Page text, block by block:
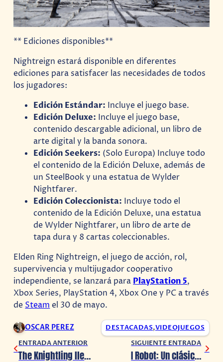
** Ediciones disponibles**
Nightreign estará disponible en diferentes
ediciones para satisfacer las necesidades de todos
los jugadores:
Edición Estándar: Incluye el juego base.
Edición Deluxe: Incluye el juego base,
contenido descargable adicional, un libro de
arte digital y la banda sonora.
Edición Seekers: (Solo Europa) Incluye todo
el contenido de la Edición Deluxe, además de
un SteelBook y una estatua de Wylder
Nightfarer.
Edición Coleccionista: Incluye todo el
contenido de la Edición Deluxe, una estatua
de Wylder Nightfarer, un libro de arte de
tapa dura y 8 cartas coleccionables.
Elden Ring Nightreign, el juego de acción, rol,
supervivencia y multijugador cooperativo
independiente, se lanzará para PlayStation 5,
Xbox Series, PlayStation 4, Xbox One y PC a través
de Steam el 30 de mayo.
OSCAR PEREZ DESTACADAS,VIDEOJUEGOS
ENTRADA ANTERIOR
The Knightling llega a Steam Next Fest! Embárcate en una aventura épica como un joven caballero
SIGUIENTE ENTRADA
I Robot: Un clásico arcade reimaginado para una nueva generación